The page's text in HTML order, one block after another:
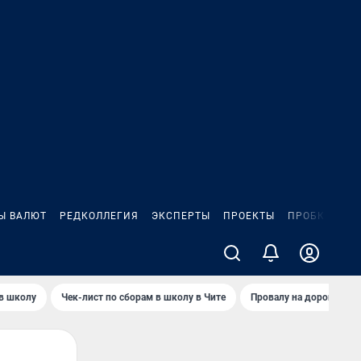
ВАЛЮТ РЕДКОЛЛЕГИЯ ЭКСПЕРТЫ ПРОЕКТЫ ПРОБКИ
школу Чек-лист по сборам в школу в Чите Провалу на дороге